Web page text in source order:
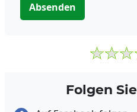
Absenden
Folgen